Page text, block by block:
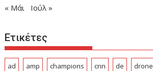
« Μάι Ιούλ »
Ετικέτες
ad amp champions cnn de drone